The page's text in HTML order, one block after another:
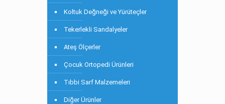
Koltuk Değneği ve Yürüteçler
Tekerlekli Sandalyeler
Ateş Ölçerler
Çocuk Ortopedi Ürünleri
Tıbbi Sarf Malzemeleri
Diğer Ürünler